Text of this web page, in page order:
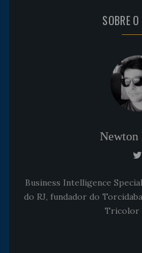
SOBRE
Newton
Business Intelligence
do RJ, fundador do
Tricolor